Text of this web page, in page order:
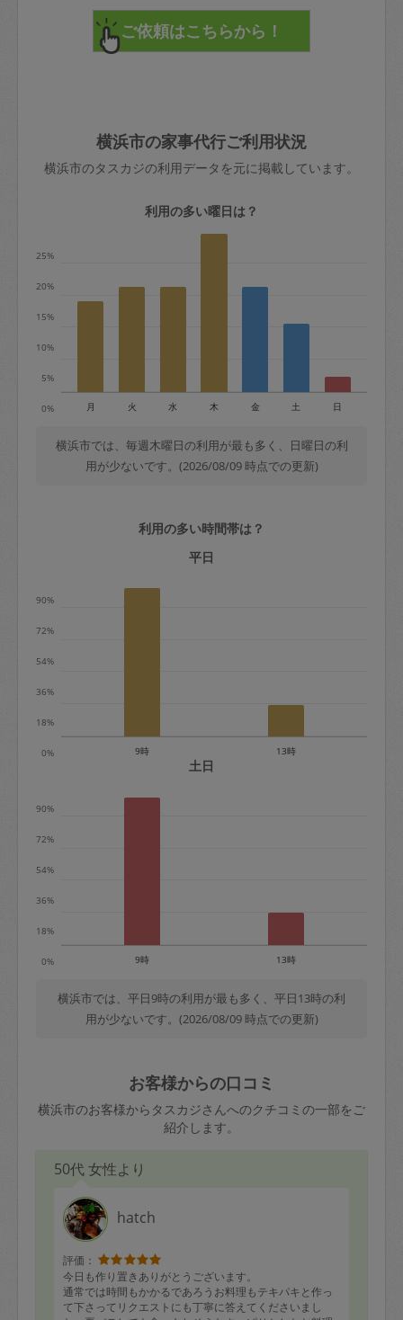
直前キャンセル料：
72時間前〜24時間前＝依頼料金の50%
依頼者不在による当日キャンセル＝依頼
金額の100%＋交通費全額
※例：依頼日時／土曜日午前9時開始の場
50%
金曜日9時～土曜日8時まで＝依頼金額の
＋交通費全額
依頼者不在による当日キャンセル＝依頼
金額の100%＋交通費全額
定期契約をキャンセルする場合、毎週定
期は月2回まで隔週定期は月1回までキャ
※キャンセル料金の設定について：
みてください。
その後、一番気に入ったタスカジさんに
てください。
不在時に部屋に入るためにタスカジさん
きた場合は損害保険の対象外となるので
ご注意ください。
で、必ず鍵のかかるロッカーや金庫に入
れて依頼者の責任の元管理するよう心掛
けてください。
玉、など
あわせてこちらも参照ください：初めて
はありますか？
横浜市の家事代行ご利用状況
横浜市のタスカジの利用データを元に掲載しています。
利用の多い曜日は？
0%
5%
10%
15%
20%
25%
月 火 水 木 金 土 日
横浜市では、毎週木曜日の利用が最も多く、日曜日の利
用が少ないです。(2026/08/09 時点での更新)
利用の多い時間帯は？
平日
0%
18%
36%
54%
72%
90%
9時 13時
土日
0%
18%
36%
54%
72%
90%
9時 13時
横浜市では、平日9時の利用が最も多く、平日13時の利
用が少ないです。(2026/08/09 時点での更新)
お客様からの口コミ
横浜市のお客様からタスカジさんへのクチコミの一部をご
紹介します。
50代 女性より
hatch
評価：
今日も作り置きありがとうございます。
通常では時間もかかるであろうお料理もテキパキと作っ
て下さってリクエストにも丁寧に答えてくださいまし